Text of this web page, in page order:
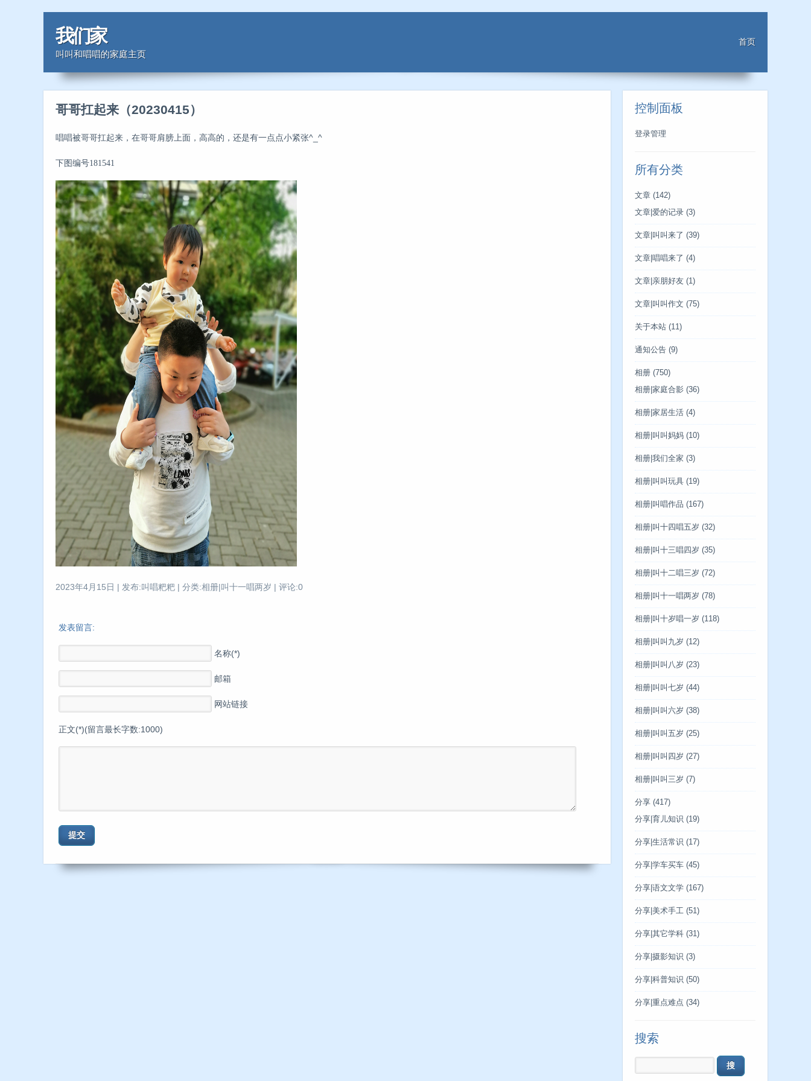
我们家
叫叫和唱唱的家庭主页
首页
哥哥扛起来（20230415）
唱唱被哥哥扛起来，在哥哥肩膀上面，高高的，还是有一点点小紧张^_^
下图编号181541
2023年4月15日 | 发布:叫唱粑粑 | 分类:相册|叫十一唱两岁 | 评论:0
发表留言:
名称(*)
邮箱
网站链接
正文(*)(留言最长字数:1000)
控制面板
登录管理
所有分类
文章 (142)
文章|爱的记录 (3)
文章|叫叫来了 (39)
文章|唱唱来了 (4)
文章|亲朋好友 (1)
文章|叫叫作文 (75)
关于本站 (11)
通知公告 (9)
相册 (750)
相册|家庭合影 (36)
相册|家居生活 (4)
相册|叫叫妈妈 (10)
相册|我们全家 (3)
相册|叫叫玩具 (19)
相册|叫唱作品 (167)
相册|叫十四唱五岁 (32)
相册|叫十三唱四岁 (35)
相册|叫十二唱三岁 (72)
相册|叫十一唱两岁 (78)
相册|叫十岁唱一岁 (118)
相册|叫叫九岁 (12)
相册|叫叫八岁 (23)
相册|叫叫七岁 (44)
相册|叫叫六岁 (38)
相册|叫叫五岁 (25)
相册|叫叫四岁 (27)
相册|叫叫三岁 (7)
分享 (417)
分享|育儿知识 (19)
分享|生活常识 (17)
分享|学车买车 (45)
分享|语文文学 (167)
分享|美术手工 (51)
分享|其它学科 (31)
分享|摄影知识 (3)
分享|科普知识 (50)
分享|重点难点 (34)
搜索